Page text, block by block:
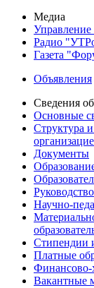
Медиа
Радио
Газета
Объявления
Сведения
Основные
Структура
Документы
Руководство
Научно-
Стипендии
Платные
Финансово-
Вакантные